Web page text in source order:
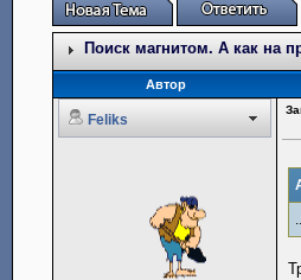
Поиск магнитом. А как на
Автор
Feliks